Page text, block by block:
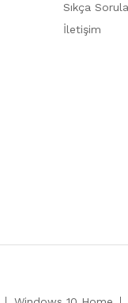
Sıkça
İletişim